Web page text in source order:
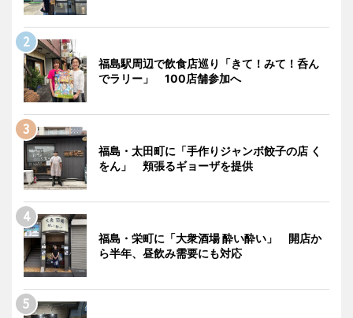
福島駅周辺で飲食店巡り「きて！みて！呑ん
でラリー」 100店舗参加へ
福島・太田町に「手作りジャンボ餃子の店 く
をん」 頬張るギョーザを提供
福島・栄町に「大衆酒場 酔い酔い」 開店か
ら半年、昼飲み需要にも対応